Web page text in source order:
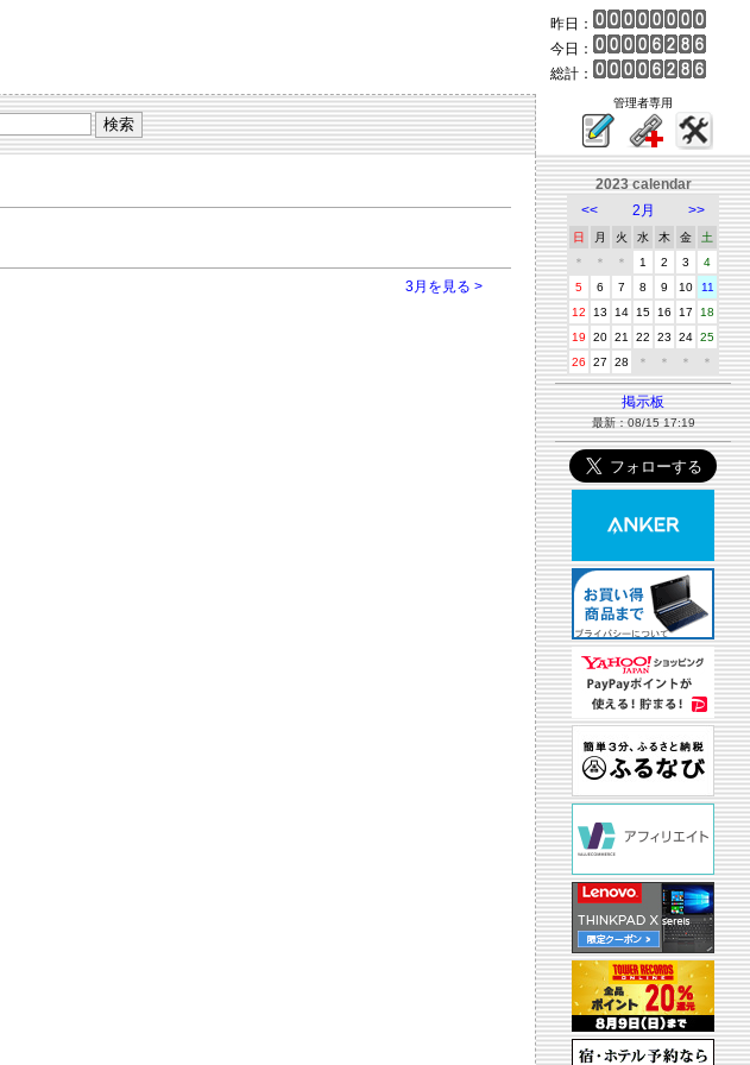
昨日：
今日：
総計：
管理者専用
3月を見る >
2023 calendar
<<
2月 >>
日 月 火 水 木 金
土
＊
＊ ＊ 1 2 3
4
5
6 7 8 9 10
11
12
13 14 15 16 17
18
19
20 21 22 23 24 25
26
27 28 ＊ ＊ ＊ ＊
掲示板
最新：08/15 17:19